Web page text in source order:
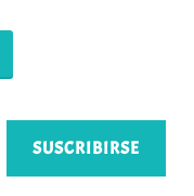
SUSCRIBIRSE